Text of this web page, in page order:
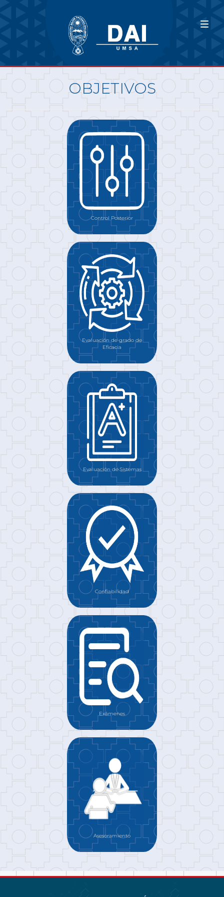
OBJETIVOS
Control Posterior
Evaluación de grado de
Eficacia
Evaluación de Sistemas
Confiabilidad
Exámenes
Asesoramiento